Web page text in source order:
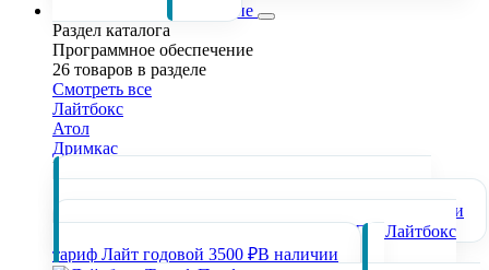
Программное обеспечение
Раздел каталога
Программное обеспечение
26 товаров в разделе
Смотреть все
Лайтбокс
Атол
Дримкас
Популярные товары раздела
Дримкас Старт Лицензия 12 месяцев
В наличии
ПО Лайтбокс
тариф Лайт годовой 3500 ₽В наличии